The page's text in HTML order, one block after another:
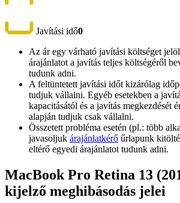
Javítási idő0
Az ár egy várható javítási költséget
árajánlatot a javítás teljes költségéről
tudunk adni.
A feltüntetett javítási időt kizárólag
tudjuk vállalni. Egyéb esetekben a
kapacitásától és a javítás megkezdését
alapján tudjuk csak vállalni.
Összetett probléma esetén (pl.: több
javasoljuk árajánlatkérő űrlapunk
eltérő egyedi árajánlatot tudunk adni.
MacBook Pro Retina 13
kijelző meghibásodás jelei